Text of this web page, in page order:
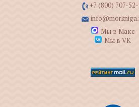
+7 (800) 707-
Мы в Макс
Мы в VK